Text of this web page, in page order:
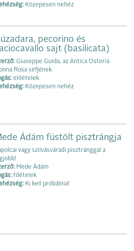
Közepesen nehéz
pecorino és
sajt (basilicata)
Giuseppe Guida, az Antica Osteria
Rosa séfjének
előételek
Közepesen nehéz
Ádám füstölt pisztrángja
vagy szilvásváradi pisztránggal a
Mede Ádám
főételek
Ki kell próbálnia!